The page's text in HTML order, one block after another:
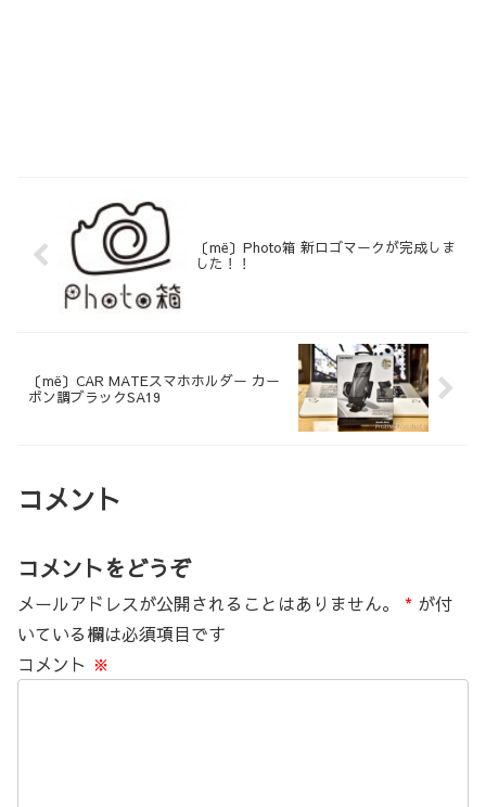
〔më〕Photo箱 新ロゴマークが完成しま
した！！
〔më〕CAR MATEスマホホルダー カー
ボン調ブラックSA19
コメント
コメントをどうぞ
メールアドレスが公開されることはありません。 * が付
いている欄は必須項目です
コメント ※